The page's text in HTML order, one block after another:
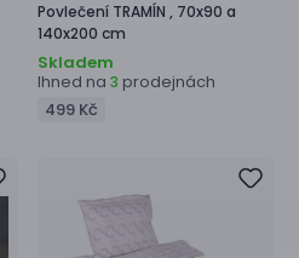
Povlečení TRAMÍN , 70x90 a
140x200 cm
Skladem
Ihned na 3 prodejnách
499 Kč